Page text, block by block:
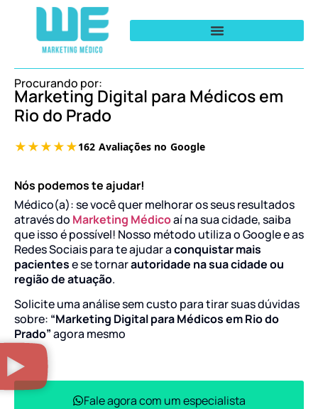
Procurando por:
Marketing Digital para Médicos em
Rio do Prado
Nós podemos te ajudar!
Médico(a): se você quer melhorar os seus resultados
através do Marketing Médicoaí na sua cidade, saiba
que isso é possível! Nosso método utiliza o Google e as
Redes Sociais para te ajudar aconquistar mais
pacientese se tornarautoridade na sua cidade ou
região de atuação.
Solicite uma análise sem custo para tirar suas dúvidas
sobre: “Marketing Digital para Médicos em Rio do
Prado”agora mesmo
Fale agora com um especialista